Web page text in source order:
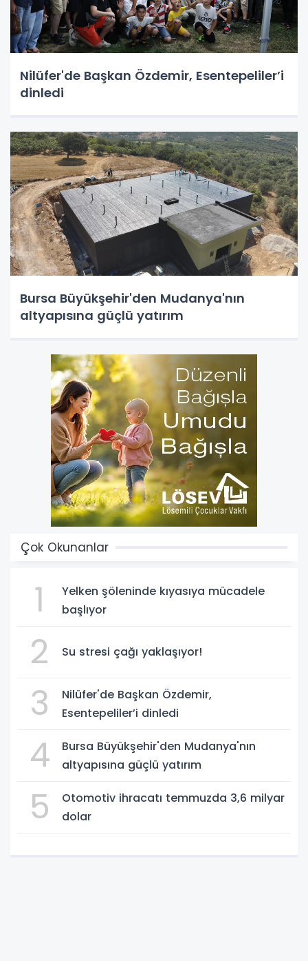
Nilüfer'de Başkan Özdemir, Esentepeliler’i
dinledi
Bursa Büyükşehir'den Mudanya'nın
altyapısına güçlü yatırım
Çok Okunanlar
1
Yelken şöleninde kıyasıya mücadele
başlıyor
2 Su stresi çağı yaklaşıyor!
3
Nilüfer'de Başkan Özdemir,
Esentepeliler’i dinledi
4
Bursa Büyükşehir'den Mudanya'nın
altyapısına güçlü yatırım
5
Otomotiv ihracatı temmuzda 3,6 milyar
dolar